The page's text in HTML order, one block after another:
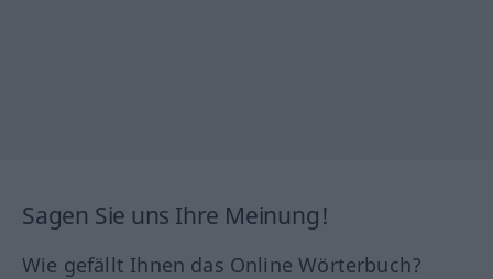
Sagen Sie uns Ihre Meinung!
Wie gefällt Ihnen das Online Wörterbuch?